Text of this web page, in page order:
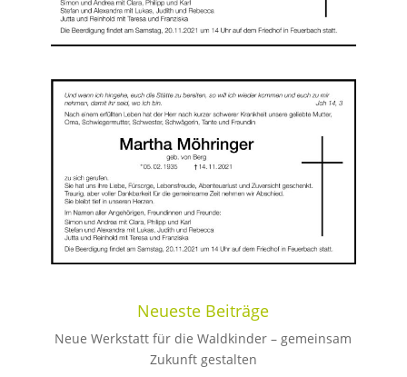
Neueste Beiträge
Neue Werkstatt für die Waldkinder – gemeinsam
Zukunft gestalten